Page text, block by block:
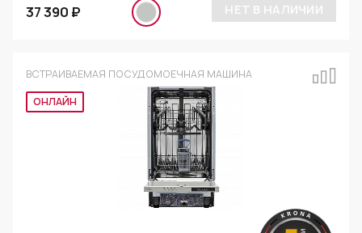
37 390 ₽ НЕТ В НАЛИЧИИ
ВСТРАИВАЕМАЯ ПОСУДОМОЕЧНАЯ МАШИНА
ОНЛАЙН